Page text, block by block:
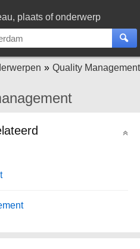
plaats of onderwerp
Quality Management